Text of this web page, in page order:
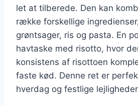
let at tilberede. Den kan
række forskellige
grøntsager, ris og pasta. En
havtaske med risotto, hvor
konsistens af risottoen
faste kød. Denne ret er
hverdag og festlige